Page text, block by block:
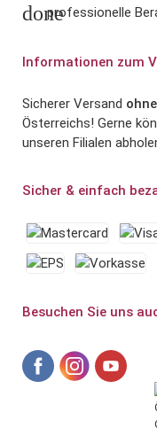
doneprofessionelle
Informationen zum
Sicherer Versand
Österreichs! Gerne
unseren Filialen
Sicher & einfach
Besuchen Sie uns